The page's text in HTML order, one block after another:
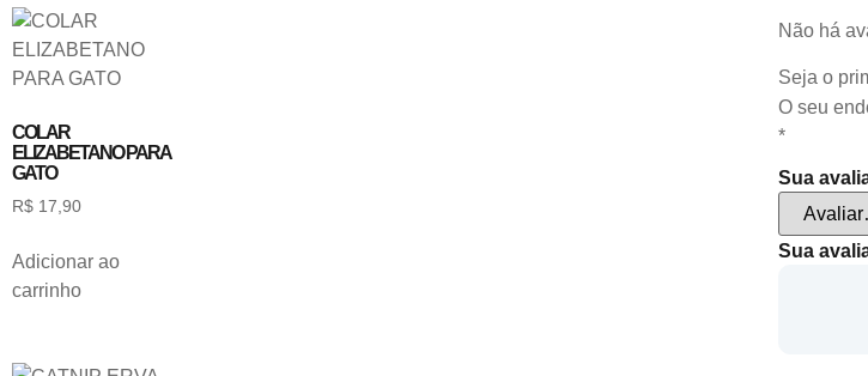
COLAR
ELIZABETANO PARA
GATO
R$ 17,90
Adicionar ao
carrinho
Não há
Seja o
O seu
*
Sua
Sua